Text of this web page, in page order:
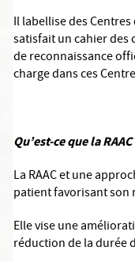
Il labellise des
satisfait un cahier des
de reconnaissance
charge dans ces
Qu’est-ce que la RAAC
La RAAC et une
patient favorisant son
Elle vise une
réduction de la durée